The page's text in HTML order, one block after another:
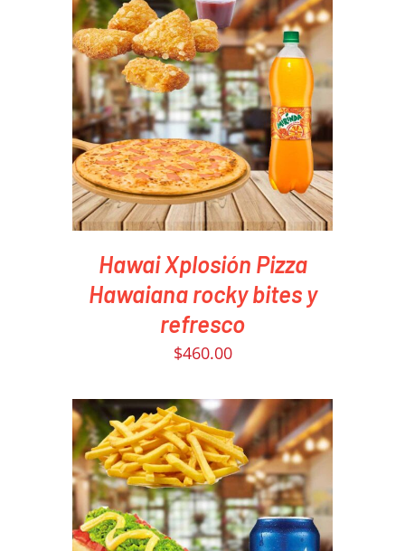
PEDIR AHORA
/
DETAILS
Hawai Xplosión Pizza
Hawaiana rocky bites y
refresco
$460.00
PEDIR AHORA
/
DETAILS